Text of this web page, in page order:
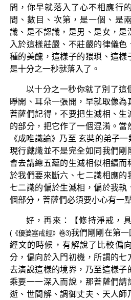
間，你早就落入了心不相應行
間、數目、次第，是一個、是
識、是不認識，是男、是女，是
入於這樣莊嚴、不莊嚴的律儀
種的美醜，這樣子的猥瑣、這樣
是十分之一秒就落入了。
以十分之一秒你就了別了這
睜開、耳朵一張開，早就取像
菩薩們記得，不要把生滅相、生
的部分，把它作了一個混淆。當
《成唯識論》乃至 玄奘的弟子
現行藏識並不是完全如同我們剛
會去講總五蘊的生滅相似相續而
於我們要來斷六、七二識相應的
七二識的偏於生滅相，偏於我執
個部分，菩薩們必須要小心有一
好，再來：【修持淨戒，
(《優婆塞戒經》卷3)我們剛剛在第一
經文的時候，有解說了比較偏
分，偏向於入門初機，所謂的七
去演說這樣的境界，乃至這樣子
乘要一一深入而說，那菩薩們請
逝、世間解、調御丈夫、天人師